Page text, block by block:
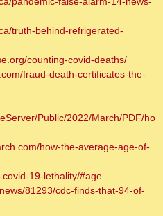
truth-behind-refrigerated-
counting-covid-deaths/
fraud-death-certificates-the-
Public/2022/March/PDF/ho
how-the-average-age-of-
19-lethality/#age
81293/cdc-finds-that-94-of-